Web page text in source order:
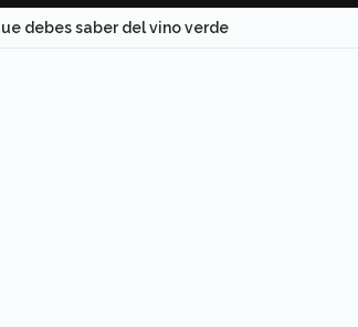
debes saber del vino verde